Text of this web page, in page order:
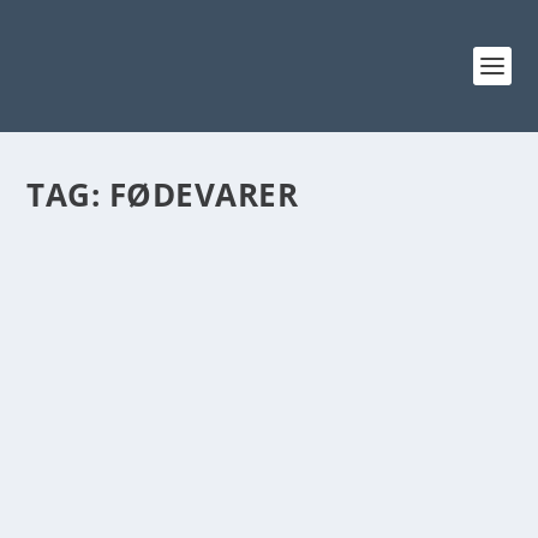
TAG: FØDEVARER